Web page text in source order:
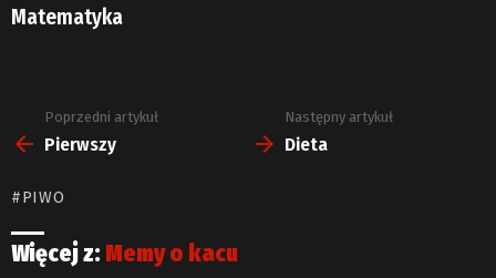
Matematyka
Zobacz
więcej
Poprzedni artykuł
Pierwszy
Następny artykuł
Dieta
PIWO
Więcej z: Memy o kacu